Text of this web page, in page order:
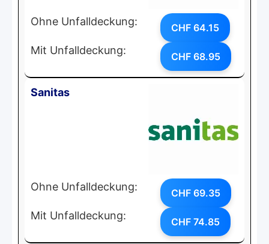
Ohne Unfalldeckung: CHF 64.15
Mit Unfalldeckung: CHF 68.95
Sanitas
Ohne Unfalldeckung: CHF 69.35
Mit Unfalldeckung: CHF 74.85